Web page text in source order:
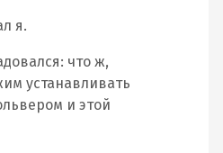
я.
что ж,
устанавливать
и этой